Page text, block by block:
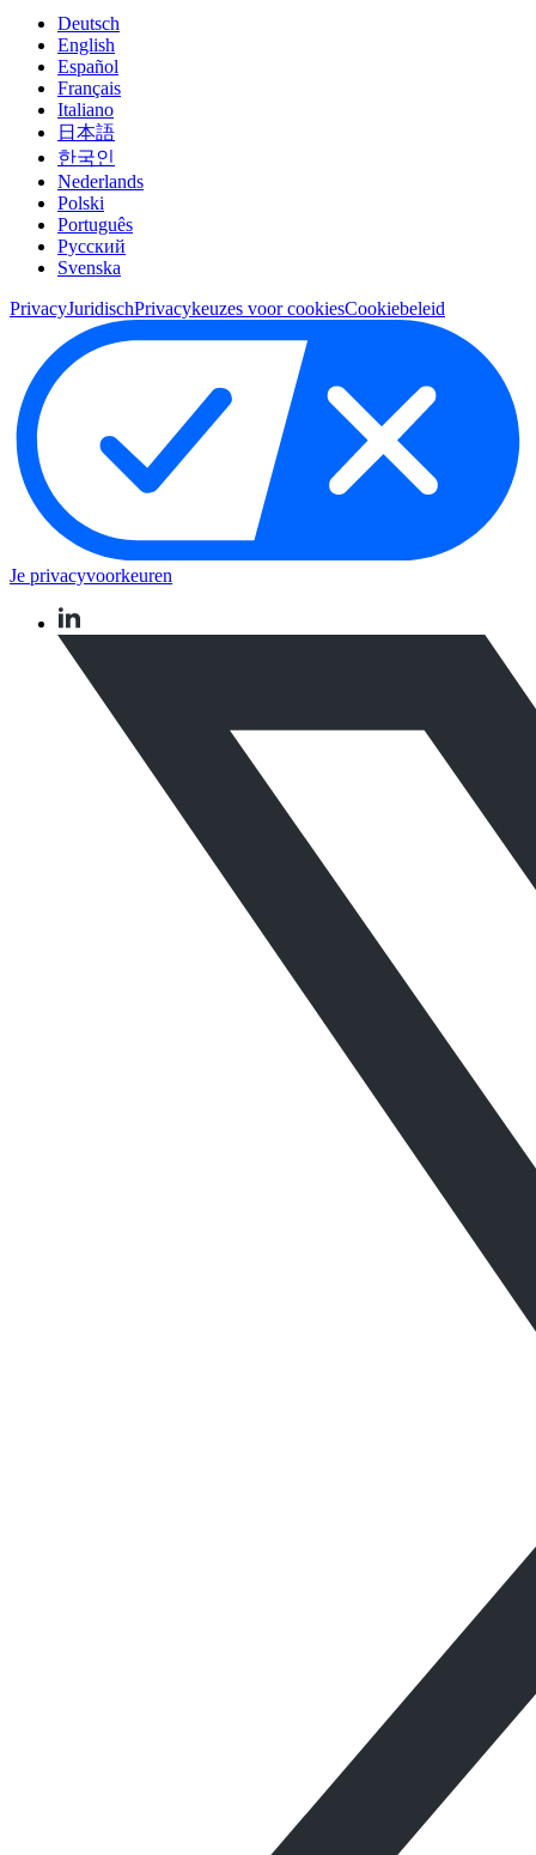
Deutsch
English
Español
Français
Italiano
日本語
한국인
Nederlands
Polski
Português
Pусский
Svenska
PrivacyJuridischPrivacykeuzes voor cookiesCookiebeleid
Je privacyvoorkeuren